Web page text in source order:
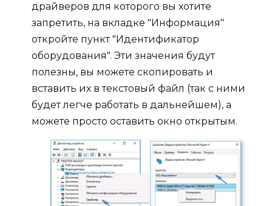
драйверов для которого вы хотите
запретить, на вкладке "Информация"
откройте пункт "Идентификатор
оборудования". Эти значения будут
полезны, вы можете скопировать и
вставить их в текстовый файл (так с ними
будет легче работать в дальнейшем), а
можете просто оставить окно открытым.